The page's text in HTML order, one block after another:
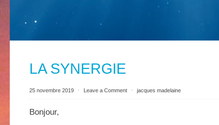
LA SYNERGIE
25 novembre 2019 ⋅ Leave a Comment ⋅ jacques madelaine
Bonjour,